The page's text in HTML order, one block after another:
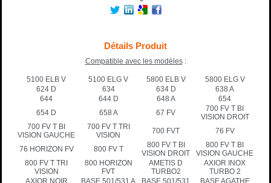
Détails Produit
Compatible avec les modèles:
5100 ELB V 5100 ELG V 5800 ELB V
5800 ELG V
624 D
634 634 D
638 A
644
644 D 648 A
654
654 D
658 A 67 FV
700 FV T BI
VISION DROIT
700 FV T BI
VISION GAUCHE
700 FV T TRI
VISION
700 FVT 76 FV
76 HORIZON FV 800 FV T
800 FV T BI
VISION DROIT
800 FV T BI
VISION GAUCHE
800 FV T TRI
VISION
800 HORIZON
FVT
AMETIS D
TURBO2
AXIOR INOX
TURBO 2
AXIOR NOIR
BASE 501/531 A
BASE 501/531
BASE AGATHE